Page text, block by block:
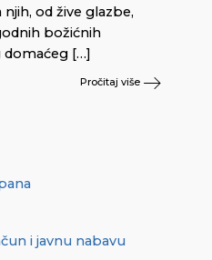
od žive glazbe,
božićnih
[…]
Pročitaj više
i javnu nabavu